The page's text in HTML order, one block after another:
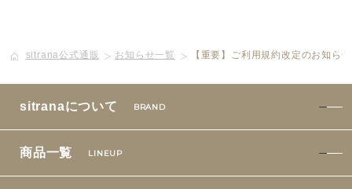
ご使用方法・ステップ
ベストコスメ受賞履歴
sitrana公式通販 お知らせ一覧 【重要】ご利用規約改定のお知ら
sitranaについて BRAND
商品一覧 LINEUP